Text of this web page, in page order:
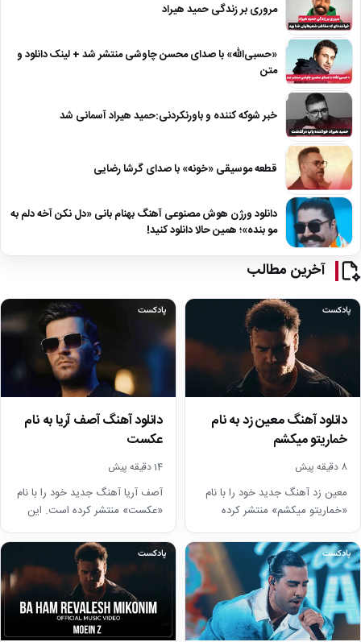
مروری بر زندگی حمید هیراد
«حسبی‌الله» با صدای محسن چاوشی منتشر شد + لینک دانلود و
متن
خبر شوکه کننده و باورنکردنی:حمید هیراد آسمانی شد
قطعه موسیقی «خونه» با صدای گرشا رضایی
دانلود ورژن هوش مصنوعی آهنگ بهنام بانی «دل نکن آخه دلم به
مو بنده»؛ همین حالا دانلود کنید!
آخرین مطالب
پادکست
دانلود آهنگ معین زد به نام
خماریتو میکشم
8 دقیقه پیش
معین زد آهنگ جدید خود را با نام
«خماریتو میکشم» منتشر کرده
است. این قطعه یکی از آثار…
پادکست
دانلود آهنگ آصف آریا به نام
عکست
14 دقیقه پیش
آصف آریا آهنگ جدید خود را با نام
«عکست» منتشر کرده است. این
قطعه فضایی احساسی دارد و…
پادکست پادکست